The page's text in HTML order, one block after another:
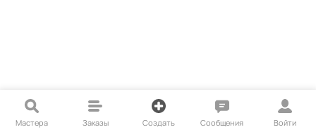
Мастера Заказы Создать Сообщения Войти